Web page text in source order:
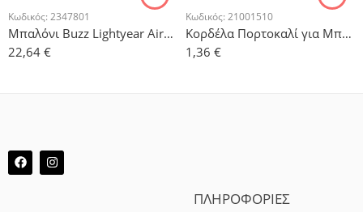
Κωδικός: 2347801
Μπαλόνι Buzz Lightyear Airwalker 135cm x 102cm
22,64 €
Κωδικός: 21001510
Κορδέλα Πορτοκαλί για Μπαλόνια 500μ
1,36 €
ΠΛΗΡΟΦΟΡΙΕΣ